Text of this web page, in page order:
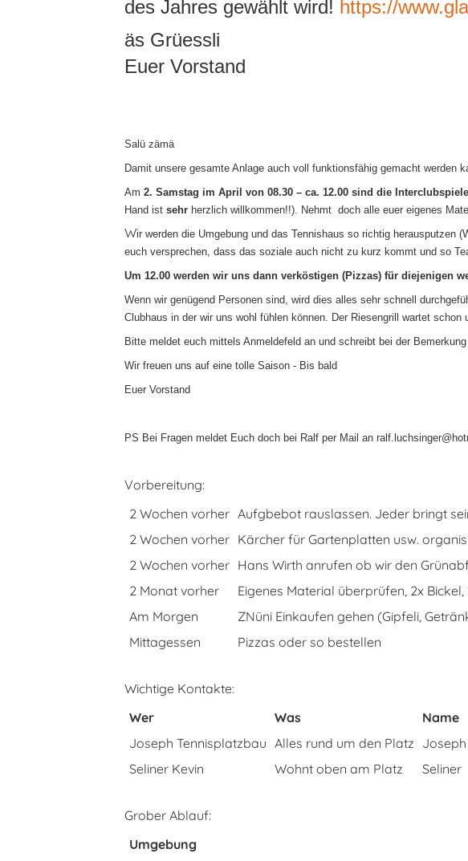
des Jahres gewählt wird! https://
äs Grüessli
Euer Vorstand
Salü zämä
Damit unsere gesamte Anlage auch voll funktionsfähig gemacht
Am 2. Samstag im April von 08.30 – ca. 12.00 sind die
Hand ist sehr herzlich willkommen!!). Nehmt doch alle euer eigenes
Wir werden die Umgebung und das Tennishaus so richtig herausputzen
euch versprechen, dass das soziale auch nicht zu kurz kommt und so
Um 12.00 werden wir uns dann verköstigen (Pizzas) für diejenigen
Wenn wir genügend Personen sind, wird dies alles sehr schnell
Clubhaus in der wir uns wohl fühlen können. Der Riesengrill wartet
Bitte meldet euch mittels Anmeldefeld an und schreibt bei der
Wir freuen uns auf eine tolle Saison - Bis bald
Euer Vorstand
PS Bei Fragen meldet Euch doch bei Ralf per Mail an
Vorbereitung:
2 Wochen vorher Aufgbebot rauslassen. Jeder bringt
2 Wochen vorher Kärcher für Gartenplatten usw.
2 Wochen vorher Hans Wirth anrufen ob wir den
2 Monat vorher
Eigenes Material überprüfen, 2x
Am Morgen
ZNüni Einkaufen gehen (Gipfeli,
Mittagessen
Pizzas oder so bestellen
Wichtige Kontakte:
Wer
Was Name
Joseph Tennisplatzbau Alles rund um den Platz Joseph
Seliner Kevin
Wohnt oben am Platz Seliner
Grober Ablauf:
Umgebung